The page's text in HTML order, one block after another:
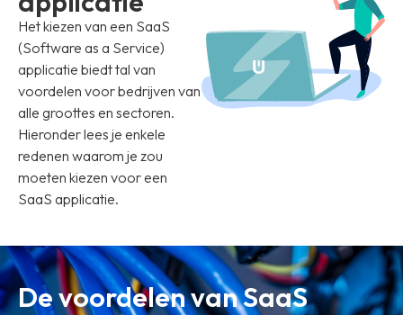
Het kiezen van een SaaS
(Software as a Service)
applicatie biedt tal van
voordelen voor bedrijven van
alle groottes en sectoren.
Hieronder lees je enkele
redenen waarom je zou
moeten kiezen voor een
SaaS applicatie.
De voordelen van SaaS